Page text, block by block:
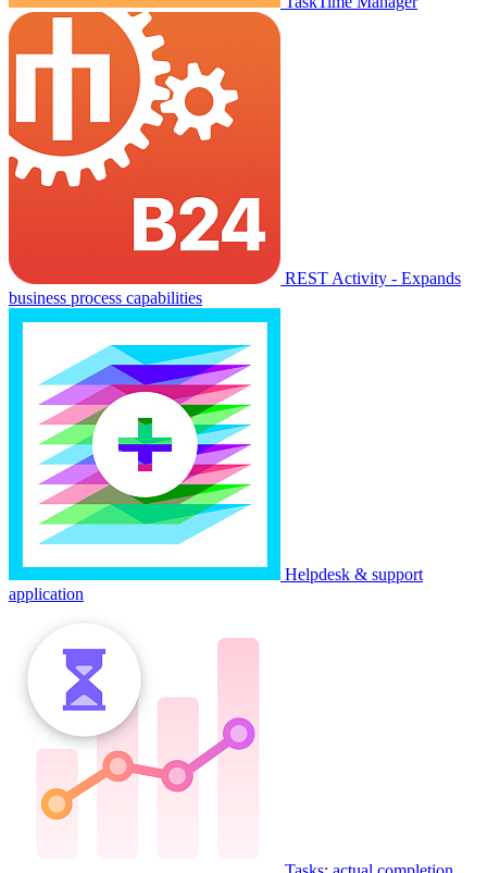
REST Activity - Expands
business process capabilities
Helpdesk & support
application